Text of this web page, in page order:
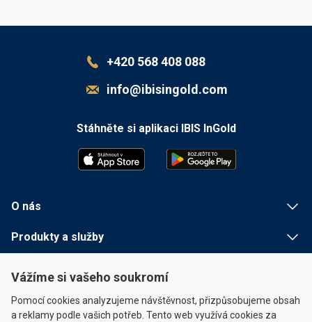
Vážíme si vašeho soukromí
Pomocí cookies analyzujeme návštěvnost, přizpůsobujeme obsah
a reklamy podle vašich potřeb. Tento web využívá cookies za
+420 568 408 088
info@ibisingold.com
Stáhněte si aplikaci IBIS InGold
O nás
Produkty a služby
Rychlé odkazy